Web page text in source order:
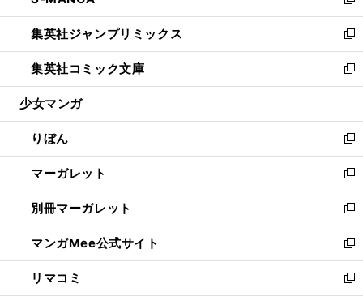
開
く
ウ
で
開
く
ン
ド
ウ
で
開
ウ
ィ
ン
ド
ウ
開
く
し
い
ウ
ィ
ン
ウ
で
開
く
集英社ジャンプリミックス
新
し
い
ウ
ン
ド
ウ
で
開
く
集英社コミック文庫
新
し
ウ
ィ
ン
ド
ウ
で
開
く
少女マンガ
りぼん
新
し
い
ウ
ィ
ン
ド
ウ
で
開
マーガレット
新
し
い
ウ
ィ
ン
ド
ウ
別冊マーガレット
新
し
い
ウ
ィ
ン
マンガMee公式サイト
新
し
い
ウ
リマコミ
新